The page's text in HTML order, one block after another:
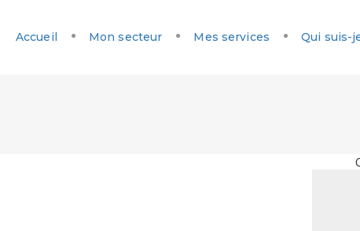
Accueil Mon secteur Mes services Qui suis-